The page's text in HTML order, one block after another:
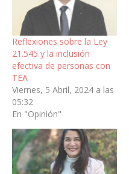
Reflexiones sobre la Ley
21.545 y la inclusión
efectiva de personas con
TEA
Viernes, 5 Abril, 2024 a las
05:32
En "Opinión"